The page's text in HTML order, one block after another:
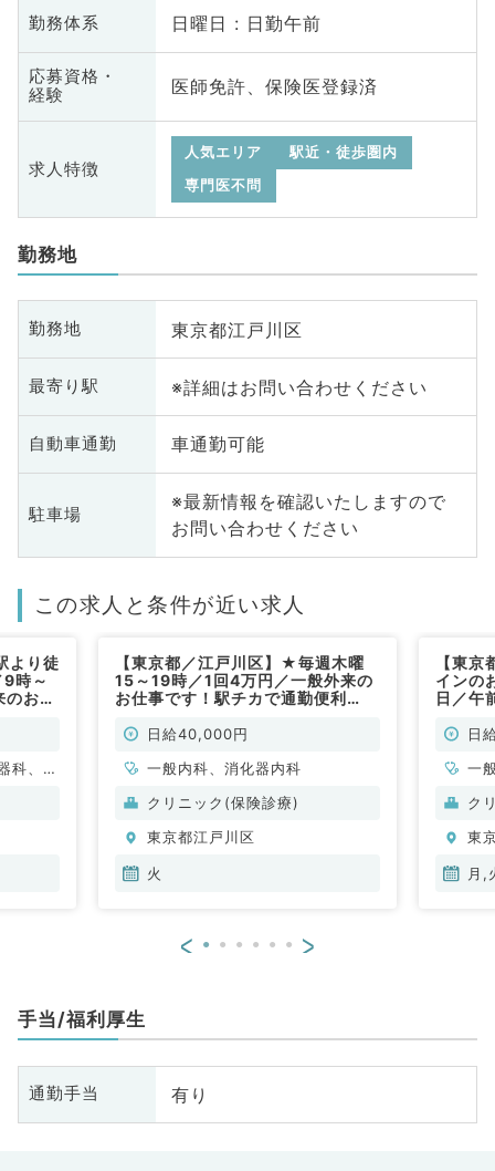
勤務体系 日曜日 : 日勤午前
応募資格・
経験
医師免許、保険医登録済
求人特徴
人気エリア
駅近・徒歩圏内
専門医不問
勤務地
勤務地 東京都江戸川区
最寄り駅 ※詳細はお問い合わせください
自動車通勤 車通勤可能
駐車場
※最新情報を確認いたしますので
お問い合わせください
この求人と条件が近い求人
より徒
時～
お仕
科、一
【東京都／江戸川区】★毎週木曜
15～19時／1回4万円／一般外来の
お仕事です！駅チカで通勤便利
日給40,000円
一般内科、消化器内科
クリニック(保険診療)
東京都江戸川区
火
【東
インの
日／午
内科／
日
一
ク
東
月,
< >
手当/福利厚生
通勤手当 有り